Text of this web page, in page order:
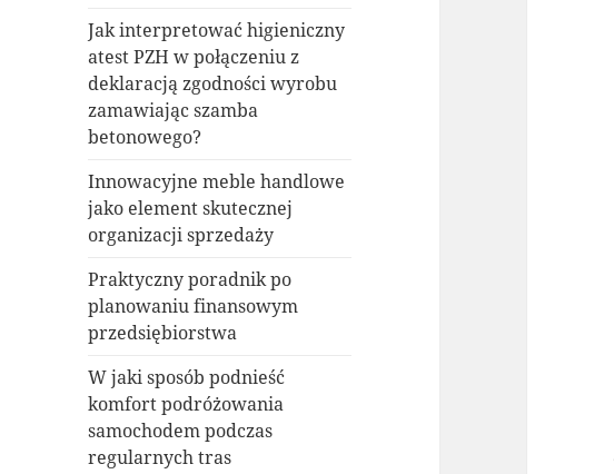
Jak interpretować higieniczny
atest PZH w połączeniu z
deklaracją zgodności wyrobu
zamawiając szamba
betonowego?
Innowacyjne meble handlowe
jako element skutecznej
organizacji sprzedaży
Praktyczny poradnik po
planowaniu finansowym
przedsiębiorstwa
W jaki sposób podnieść
komfort podróżowania
samochodem podczas
regularnych tras